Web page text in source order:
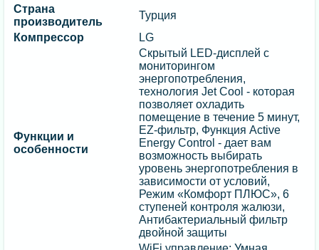
Страна
производитель
Турция
Компрессор
LG
Функции и
особенности
Скрытый LED-дисплей с
мониторингом
энергопотребления,
технология Jet Cool - которая
позволяет охладить
помещение в течение 5 минут,
EZ-фильтр, Функция Active
Energy Control - дает вам
возможность выбирать
уровень энергопотребления в
зависимости от условий,
Режим «Комфорт ПЛЮС», 6
ступеней контроля жалюзи,
Антибактериальный фильтр
двойной защиты